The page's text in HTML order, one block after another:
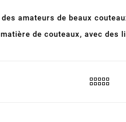
amateurs de beaux
de couteaux, avec des